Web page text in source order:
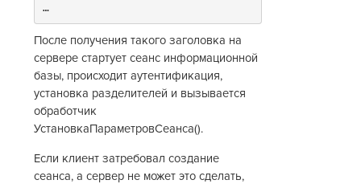
…
После получения такого заголовка на
сервере стартует сеанс информационной
базы, происходит аутентификация,
установка разделителей и вызывается
обработчик
УстановкаПараметровСеанса().
Если клиент затребовал создание
сеанса, а сервер не может это сделать,